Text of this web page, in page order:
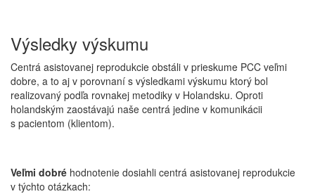
Výsledky výskumu
Centrá asistovanej reprodukcie obstáli v prieskume PCC veľmi
dobre, a to aj v porovnaní s výsledkami výskumu ktorý bol
realizovaný podľa rovnakej metodiky v Holandsku. Oproti
holandským zaostávajú naše centrá jedine v komunikácii
s pacientom (klientom).
Veľmi dobré hodnotenie dosiahli centrá asistovanej reprodukcie
v týchto otázkach: